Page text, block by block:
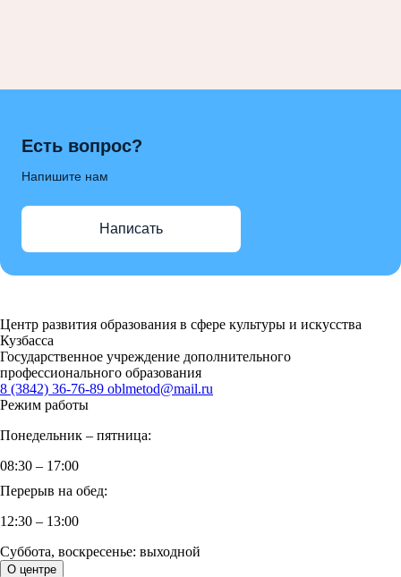
Есть вопрос?
Напишите нам
Написать
Центр развития образования в сфере культуры и искусства
Кузбасса
Государственное учреждение дополнительного
профессионального образования
8 (3842) 36-76-89 oblmetod@mail.ru
Режим работы
Понедельник – пятница:
08:30 – 17:00
Перерыв на обед:
12:30 – 13:00
Суббота, воскресенье: выходной
О центре